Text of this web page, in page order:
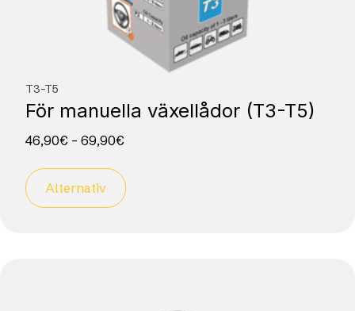
T3-T5
För manuella växellådor (T3-T5)
46,90€ – 69,90€
Alternativ